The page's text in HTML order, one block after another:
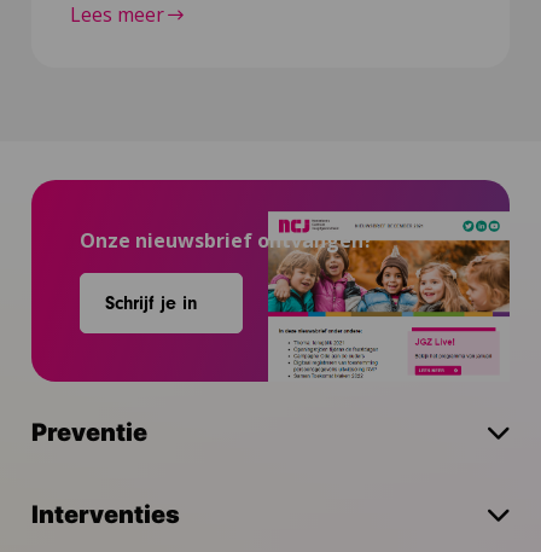
Lees meer
Onze nieuwsbrief ontvangen?
Schrijf je in
Preventie
Interventies